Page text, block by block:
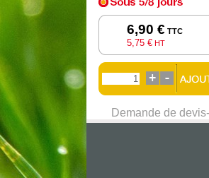
6,90 € TTC
5,75 € HT
Demande de